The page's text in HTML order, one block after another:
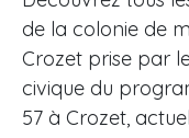
de la colonie de
Crozet prise par
civique du
57 à Crozet,